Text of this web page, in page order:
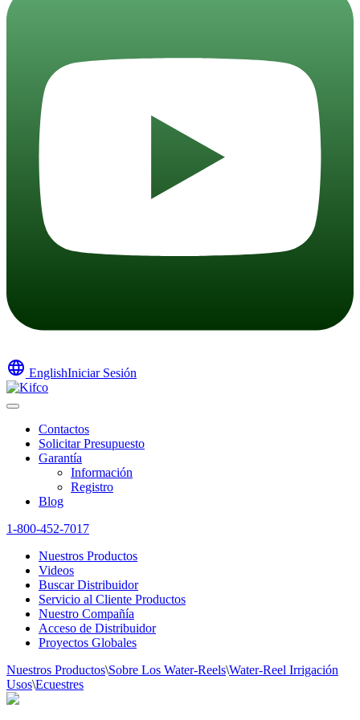
language EnglishIniciar Sesión
Contactos
Solicitar Presupuesto
Garantía
Información
Registro
Blog
1-800-452-7017
Nuestros Productos
Videos
Buscar Distribuidor
Servicio al Cliente Productos
Nuestro Compañía
Acceso de Distribuidor
Proyectos Globales
Nuestros Productos\Sobre Los Water-Reels\Water-Reel Irrigación
Usos\Ecuestres